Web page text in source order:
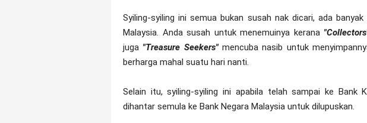
Syiling-syiling ini semua bukan susah nak dicari, ada
Malaysia. Anda susah untuk menemuinya kerana
juga "Treasure Seekers"mencuba nasib untuk
berharga mahal suatu hari nanti.
Selain itu, syiling-syiling ini apabila telah sampai ke Bank
dihantar semula ke Bank Negara Malaysia untuk dilupuskan.